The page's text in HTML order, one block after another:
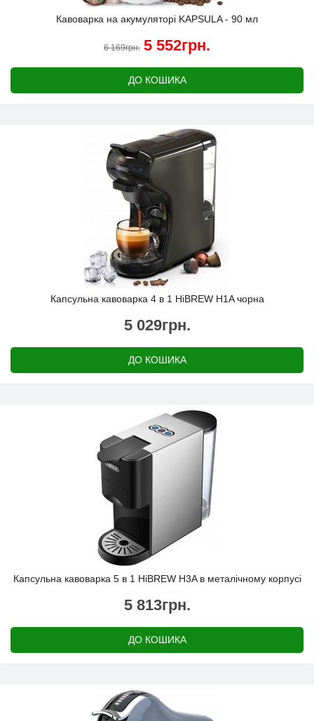
Кавоварка на акумуляторі KAPSULA - 90 мл
6 169грн. 5 552грн.
ДО КОШИКА
Капсульна кавоварка 4 в 1 HiBREW H1A чорна
5 029грн.
ДО КОШИКА
Капсульна кавоварка 5 в 1 HiBREW H3A в металічному корпусі
5 813грн.
ДО КОШИКА